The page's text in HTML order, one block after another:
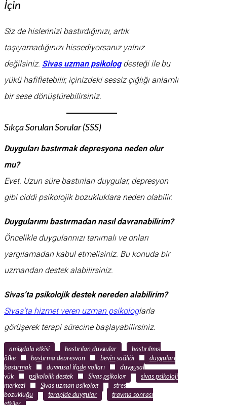
İçin
Siz de hislerinizi bastırdığınızı, artık
taşıyamadığınızı hissediyorsanız yalnız
değilsiniz. Sivas uzman psikologdesteği ile bu
yükü hafifletebilir, içinizdeki sessiz çığlığı anlamlı
bir sese dönüştürebilirsiniz.
Sıkça Sorulan Sorular (SSS)
Duyguları bastırmak depresyona neden olur
mu?
Evet. Uzun süre bastırılan duygular, depresyon
gibi ciddi psikolojik bozukluklara neden olabilir.
Duygularımı bastırmadan nasıl davranabilirim?
Öncelikle duygularınızı tanımalı ve onları
yargılamadan kabul etmelisiniz. Bu konuda bir
uzmandan destek alabilirsiniz.
Sivas’ta psikolojik destek nereden alabilirim?
Sivas’ta hizmet veren uzman psikologlarla
görüşerek terapi sürecine başlayabilirsiniz.
amigdala etkisi bastırılan duygular
bastırılmış
öfke
bastırma depresyon beyin sağlığı
duyguları
bastırmak
duygusal ifade yolları
duygusal
yük
psikolojik destek Sivas psikolog
sivas psikoloji
merkezi
Sivas uzman psikolog
stres
bozukluğu
terapide duygular
travma sonrası
etkiler